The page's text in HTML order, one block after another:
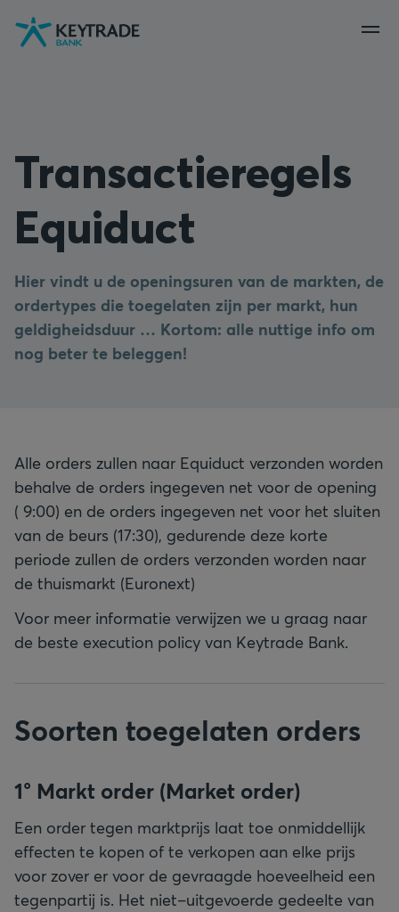
Naar
navigatie
Naar
aanmelden
Naar
inhoud
Transactieregels
Equiduct
Hier vindt u de openingsuren van de markten, de
ordertypes die toegelaten zijn per markt, hun
geldigheidsduur … Kortom: alle nuttige info om
nog beter te beleggen!
Alle orders zullen naar Equiduct verzonden worden
behalve de orders ingegeven net voor de opening
( 9:00) en de orders ingegeven net voor het sluiten
van de beurs (17:30), gedurende deze korte
periode zullen de orders verzonden worden naar
de thuismarkt (Euronext)
Voor meer informatie verwijzen we u graag naar
de beste execution policy van Keytrade Bank.
Soorten toegelaten orders
1° Markt order (Market order)
Een order tegen marktprijs laat toe onmiddellijk
effecten te kopen of te verkopen aan elke prijs
voor zover er voor de gevraagde hoeveelheid een
tegenpartij is. Het niet–uitgevoerde gedeelte van